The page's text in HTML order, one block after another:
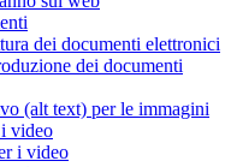
dei documenti elettronici
dei documenti
(alt text) per le immagini
video
i video